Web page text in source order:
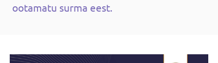
ootamatu surma eest.